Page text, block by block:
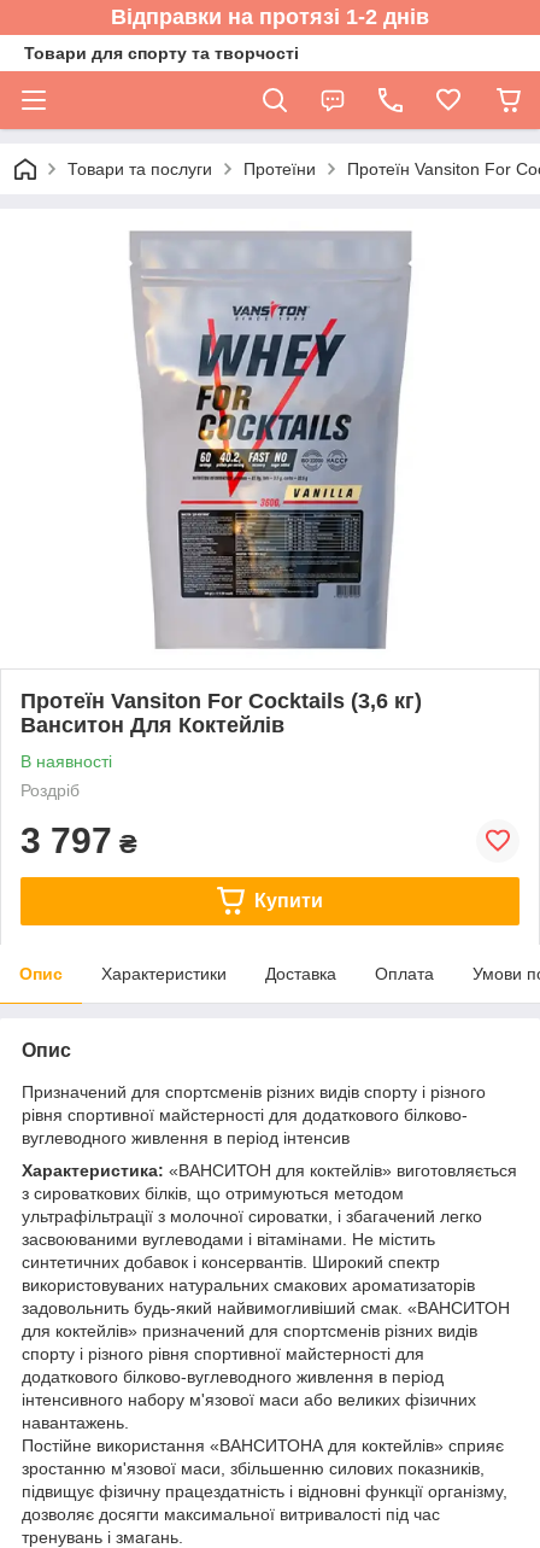
Відправки на протязі 1-2 днів
Товари для спорту та творчості
Товари та послуги Протеїни Протеїн Vansiton For
Протеїн Vansiton For Cocktails (3,6 кг)
Ванситон Для Коктейлів
В наявності
Роздріб
3 797 ₴
Купити
Опис Характеристики Доставка Оплата Умови
Опис
Призначений для спортсменів різних видів спорту і різного
рівня спортивної майстерності для додаткового білково-
вуглеводного живлення в період інтенсив
Характеристика: «ВАНСИТОН для коктейлів» виготовляється
з сироваткових білків, що отримуються методом
ультрафільтрації з молочної сироватки, і збагачений легко
засвоюваними вуглеводами і вітамінами. Не містить
синтетичних добавок і консервантів. Широкий спектр
використовуваних натуральних смакових ароматизаторів
задовольнить будь-який найвимогливіший смак. «ВАНСИТОН
для коктейлів» призначений для спортсменів різних видів
спорту і різного рівня спортивної майстерності для
додаткового білково-вуглеводного живлення в період
інтенсивного набору м'язової маси або великих фізичних
навантажень.
Постійне використання «ВАНСИТОНА для коктейлів» сприяє
зростанню м'язової маси, збільшенню силових показників,
підвищує фізичну працездатність і відновні функції організму,
дозволяє досягти максимальної витривалості під час
тренувань і змагань.